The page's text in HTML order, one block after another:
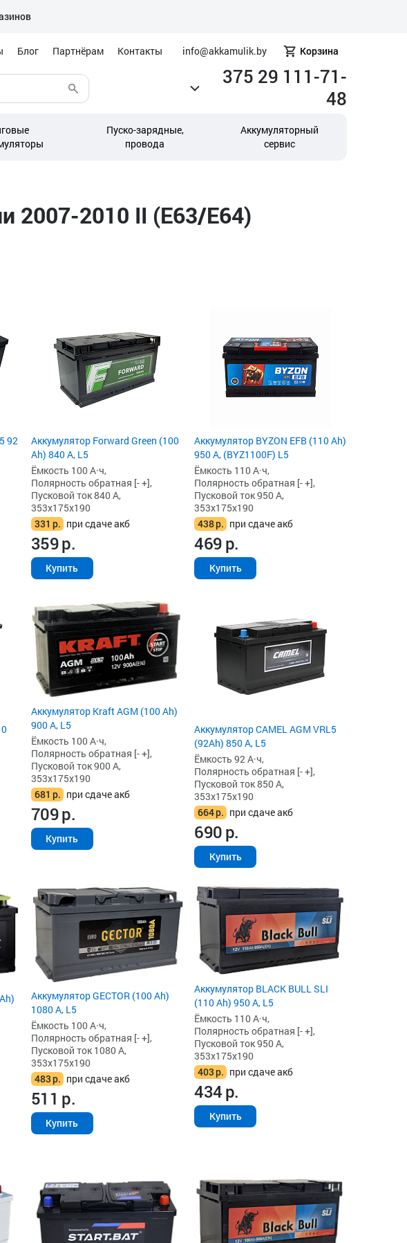
Блог Партнёрам Контакты info@akkamulik.by Корзина
375 29 111-71-
48
Пуско-зарядные,
провода
Аккумуляторный
сервис
2007-2010 II (E63/E64)
92
Аккумулятор Forward Green (100
Ah) 840 А, L5
Ёмкость 100 А·ч,
Полярность обратная [- +],
Пусковой ток 840 А,
353x175x190
331 р. при сдаче акб
359р.
Купить
Аккумулятор BYZON EFB (110 Ah)
950 А, (BYZ1100F) L5
Ёмкость 110 А·ч,
Полярность обратная [- +],
Пусковой ток 950 А,
353x175x190
438р. при сдаче акб
469р.
Купить
Аккумулятор Kraft AGM (100 Ah)
900 А, L5
Ёмкость 100 А·ч,
Полярность обратная [- +],
Пусковой ток 900 А,
353x175x190
681 р. при сдаче акб
709р.
Купить
Аккумулятор CAMEL AGM VRL5
(92Ah) 850 А, L5
Ёмкость 92 А·ч,
Полярность обратная [- +],
Пусковой ток 850 А,
353x175x190
664р. при сдаче акб
690р.
Купить
Аккумулятор GECTOR (100 Ah)
1080 А, L5
Ёмкость 100 А·ч,
Полярность обратная [- +],
Пусковой ток 1080 А,
353x175x190
483р. при сдаче акб
511 р.
Купить
Аккумулятор BLACK BULL SLI
(110 Ah) 950 А, L5
Ёмкость 110 А·ч,
Полярность обратная [- +],
Пусковой ток 950 А,
353x175x190
403р. при сдаче акб
434р.
Купить